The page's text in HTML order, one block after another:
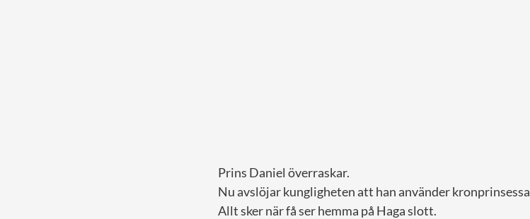
Prins Daniel överraskar.
Nu avslöjar kungligheten att han använder
Allt sker när få ser hemma på Haga slott.